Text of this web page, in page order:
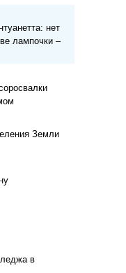
нет
лампочки –
Земли
в